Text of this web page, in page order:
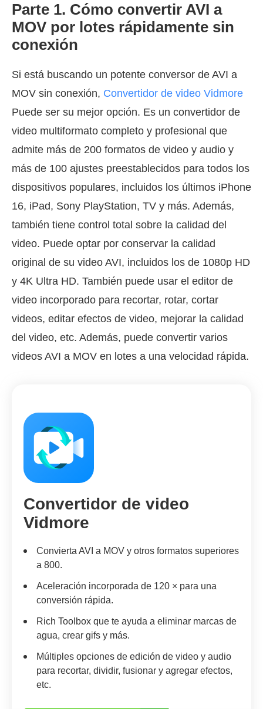
Parte 1. Cómo convertir AVI a
MOV por lotes rápidamente sin
conexión
Si está buscando un potente conversor de AVI a
MOV sin conexión, Convertidor de video Vidmore
Puede ser su mejor opción. Es un convertidor de
video multiformato completo y profesional que
admite más de 200 formatos de video y audio y
más de 100 ajustes preestablecidos para todos los
dispositivos populares, incluidos los últimos iPhone
16, iPad, Sony PlayStation, TV y más. Además,
también tiene control total sobre la calidad del
video. Puede optar por conservar la calidad
original de su video AVI, incluidos los de 1080p HD
y 4K Ultra HD. También puede usar el editor de
video incorporado para recortar, rotar, cortar
videos, editar efectos de video, mejorar la calidad
del video, etc. Además, puede convertir varios
videos AVI a MOV en lotes a una velocidad rápida.
Convertidor de video
Vidmore
Convierta AVI a MOV y otros formatos superiores
a 800.
Aceleración incorporada de 120 × para una
conversión rápida.
Rich Toolbox que te ayuda a eliminar marcas de
agua, crear gifs y más.
Múltiples opciones de edición de video y audio
para recortar, dividir, fusionar y agregar efectos,
etc.